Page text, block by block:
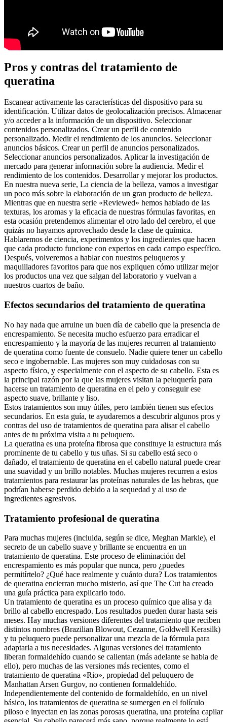
Pros y contras del tratamiento de
queratina
Escanear activamente las características del dispositivo para su
identificación. Utilizar datos de geolocalización precisos. Almacenar
y/o acceder a la información de un dispositivo. Seleccionar
contenidos personalizados. Crear un perfil de contenido
personalizado. Medir el rendimiento de los anuncios. Seleccionar
anuncios básicos. Crear un perfil de anuncios personalizados.
Seleccionar anuncios personalizados. Aplicar la investigación de
mercado para generar información sobre la audiencia. Medir el
rendimiento de los contenidos. Desarrollar y mejorar los productos.
En nuestra nueva serie, La ciencia de la belleza, vamos a investigar
un poco más sobre la elaboración de un gran producto de belleza.
Mientras que en nuestra serie «Reviewed» hemos hablado de las
texturas, los aromas y la eficacia de nuestras fórmulas favoritas, en
esta ocasión pretendemos alimentar el otro lado del cerebro, el que
quizás no hayamos aprovechado desde la clase de química.
Hablaremos de ciencia, experimentos y los ingredientes que hacen
que cada producto funcione con expertos en cada campo específico.
Después, volveremos a hablar con nuestros peluqueros y
maquilladores favoritos para que nos expliquen cómo utilizar mejor
los productos una vez que salgan del laboratorio y vuelvan a
nuestros cuartos de baño.
Efectos secundarios del tratamiento de queratina
No hay nada que arruine un buen día de cabello que la presencia de
encrespamiento. Se necesita mucho esfuerzo para erradicar el
encrespamiento y la mayoría de las mujeres recurren al tratamiento
de queratina como fuente de consuelo. Nadie quiere tener un cabello
seco e ingobernable. Las mujeres son muy cuidadosas con su
aspecto físico, y especialmente con el aspecto de su cabello. Esta es
la principal razón por la que las mujeres visitan la peluquería para
hacerse un tratamiento de queratina en el pelo y conseguir ese
aspecto suave, brillante y liso.
Estos tratamientos son muy útiles, pero también tienen sus efectos
secundarios. En esta guía, te ayudaremos a descubrir algunos pros y
contras del uso de tratamientos de queratina para alisar el cabello
antes de tu próxima visita a tu peluquero.
La queratina es una proteína fibrosa que constituye la estructura más
prominente de tu cabello y tus uñas. Si su cabello está seco o
dañado, el tratamiento de queratina en el cabello natural puede crear
una suavidad y un brillo notables. Muchas mujeres recurren a estos
tratamientos para restaurar las proteínas naturales de las hebras, que
podrían haberse perdido debido a la sequedad y al uso de
ingredientes agresivos.
Tratamiento profesional de queratina
Para muchas mujeres (incluida, según se dice, Meghan Markle), el
secreto de un cabello suave y brillante se encuentra en un
tratamiento de queratina. Este proceso de eliminación del
encrespamiento es más popular que nunca, pero ¿puedes
permitírtelo? ¿Qué hace realmente y cuánto dura? Los tratamientos
de queratina encierran mucho misterio, así que The Cut ha creado
una guía práctica para explicarlo todo.
Un tratamiento de queratina es un proceso químico que alisa y da
brillo al cabello encrespado. Los resultados pueden durar hasta seis
meses. Hay muchas versiones diferentes del tratamiento que reciben
distintos nombres (Brazilian Blowout, Cezanne, Goldwell Kerasilk)
y tu peluquero puede personalizar una mezcla de la fórmula para
adaptarla a tus necesidades. Algunas versiones del tratamiento
liberan formaldehído cuando se calientan (más adelante se habla de
ello), pero muchas de las versiones más recientes, como el
tratamiento de queratina «Rio», propiedad del peluquero de
Manhattan Arsen Gurgov, no contienen formaldehído.
Independientemente del contenido de formaldehído, en un nivel
básico, los tratamientos de queratina se sumergen en el folículo
piloso e inyectan en las zonas porosas queratina, una proteína capilar